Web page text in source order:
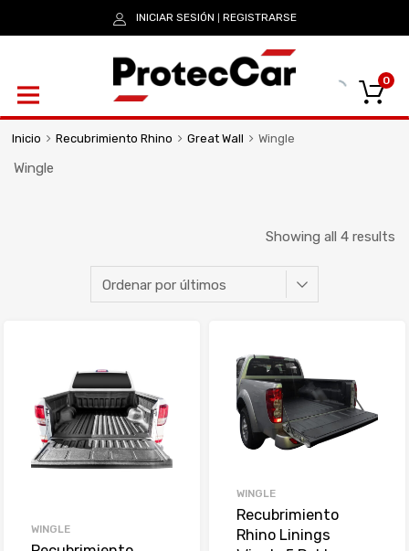
INICIAR SESIÓN REGISTRARSE
0
Inicio Recubrimiento Rhino Great Wall Wingle
Wingle
Showing all 4 results
WINGLE
WINGLE
Recubrimiento
Rhino Linings